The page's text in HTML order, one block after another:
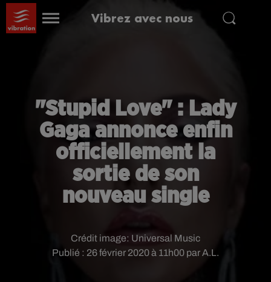
Vibrez avec nous
"Stupid Love" : Lady
Gaga annonce enfin
officiellement la
sortie de son
nouveau single
Publié : 26 février 2020 à 11h00 par A.L.
Crédit image: Universal Music